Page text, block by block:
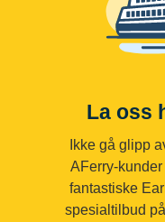
La oss
Ikke gå glipp
AFerry-
fantastiske
spesialtilbud